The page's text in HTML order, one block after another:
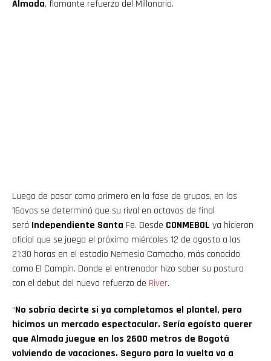
Almada, flamante refuerzo del Millonario.
Luego de pasar como primero en la fase de grupos, en los
16avos se determinó que su rival en octavos de final
será Independiente Santa Fe. Desde CONMEBOL ya hicieron
oficial que se juega el próximo miércoles 12 de agosto a las
21:30 horas en el estadio Nemesio Camacho, más conocido
como El Campín. Donde el entrenador hizo saber su postura
con el debut del nuevo refuerzo de River.
“No sabría decirte si ya completamos el plantel, pero
hicimos un mercado espectacular. Sería egoísta querer
que Almada juegue en los 2600 metros de Bogotá
volviendo de vacaciones. Seguro para la vuelta va a